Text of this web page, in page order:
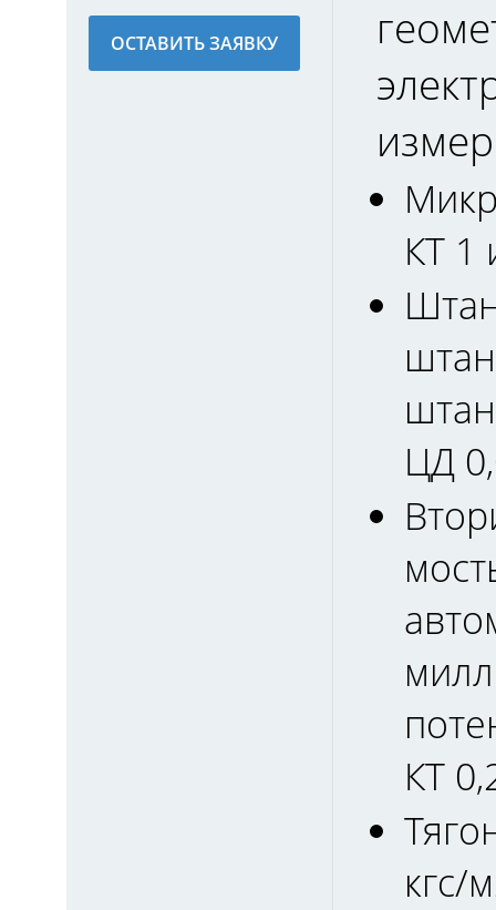
ОСТАВИТЬ ЗАЯВКУ
КТ 1
ЦД
КТ
кгс/